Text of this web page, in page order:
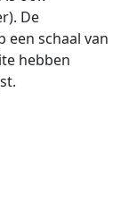
De
een schaal van
hebben